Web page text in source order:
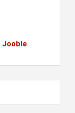
Jooble